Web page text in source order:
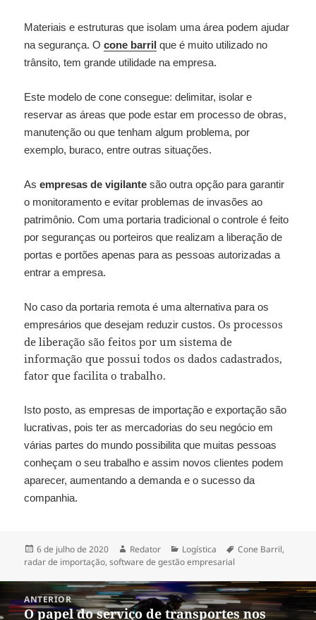
Materiais e estruturas que isolam uma área podem ajudar
na segurança. Ocone barril que é muito utilizado no
trânsito, tem grande utilidade na empresa.
Este modelo de cone consegue: delimitar, isolar e
reservar as áreas que pode estar em processo de obras,
manutenção ou que tenham algum problema, por
exemplo, buraco, entre outras situações.
As empresas de vigilantesão outra opção para garantir
o monitoramento e evitar problemas de invasões ao
patrimônio. Com uma portaria tradicional o controle é feito
por seguranças ou porteiros que realizam a liberação de
portas e portões apenas para as pessoas autorizadas a
entrar a empresa.
No caso da portaria remota é uma alternativa para os
empresários que desejam reduzir custos.Os processos
de liberação são feitos por um sistema de
informação que possui todos os dados cadastrados,
fator que facilita o trabalho.
Isto posto, as empresas de importação e exportação são
lucrativas, pois ter as mercadorias do seu negócio em
várias partes do mundo possibilita que muitas pessoas
conheçam o seu trabalho e assim novos clientes podem
aparecer, aumentando a demanda e o sucesso da
companhia.
Publicado
em
6 de julho de 2020 Autor
Redator Categorias
Logística Tags
Cone Barril,
radar de importação,software de gestão empresarial
Navegação
de
ANTERIOR
Post
O papel do serviço de transportes nos